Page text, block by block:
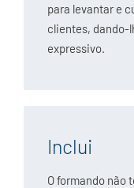
para levantar e
clientes, dando-
expressivo.
Inclui
O formando não